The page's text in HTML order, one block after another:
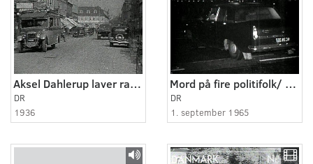
Aksel Dahlerup laver radioudsendelse
DR
1936
Mord på fire politifolk/ Omkring den bestialske forbrydelse
DR
1. september 1965